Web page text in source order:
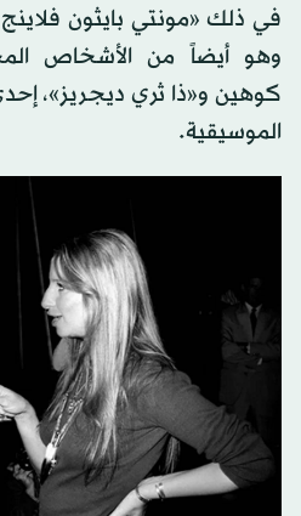
في ذلك «مونتي بايثون
وهو أيضاً من الأشخاص
كوهين و«ذا ثري ديجريز»،
الموسيقية.